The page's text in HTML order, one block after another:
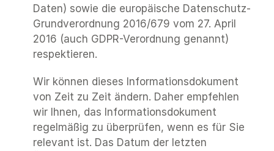
Daten) sowie die europäische Datenschutz-
Grundverordnung 2016/679 vom 27. April
2016 (auch GDPR-Verordnung genannt)
respektieren.
Wir können dieses Informationsdokument
von Zeit zu Zeit ändern. Daher empfehlen
wir Ihnen, das Informationsdokument
regelmäßig zu überprüfen, wenn es für Sie
relevant ist. Das Datum der letzten